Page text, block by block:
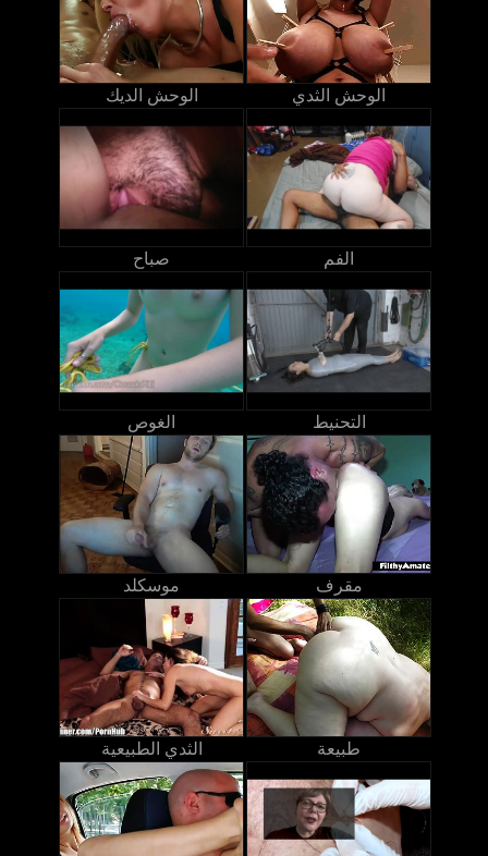
الوحش الديك الوحش الثدي
صباح الفم
الغوص التحنيط
موسكلد مقرف
الثدي الطبيعية طبيعة